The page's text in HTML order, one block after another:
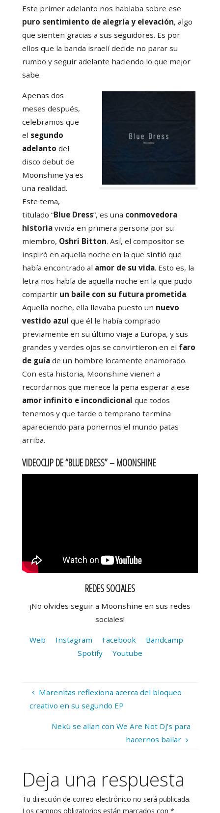
Este primer adelanto nos hablaba sobre ese
puro sentimiento de alegría y elevación, algo
que sienten gracias a sus seguidores. Es por
ellos que la banda israelí decide no parar su
rumbo y seguir adelante haciendo lo que mejor
sabe.
Apenas dos
meses después,
celebramos que
el segundo
adelanto del
disco debut de
Moonshine ya es
una realidad.
Este tema,
titulado “Blue Dress”, es una conmovedora
historia vivida en primera persona por su
miembro, Oshri Bitton. Así, el compositor se
inspiró en aquella noche en la que sintió que
había encontrado al amor de su vida. Esto es, la
letra nos habla de aquella noche en la que pudo
compartir un baile con su futura prometida.
Aquella noche, ella llevaba puesto un nuevo
vestido azul que él le había comprado
previamente en su último viaje a Europa, y sus
grandes y verdes ojos se convirtieron en el faro
de guíade un hombre locamente enamorado.
Con esta historia, Moonshine vienen a
recordarnos que merece la pena esperar a ese
amor infinito e incondicional que todos
tenemos y que tarde o temprano termina
apareciendo para ponernos el mundo patas
arriba.
VIDEOCLIP DE “BLUE DRESS” – MOONSHINE
REDES SOCIALES
¡No olvides seguir a Moonshine en sus redes
sociales!
Web Instagram Facebook
Bandcamp
Spotify
Youtube
Marenitas reflexiona acerca del bloqueo
creativo en su segundo EP
Ñekü se alían con We Are Not Dj’s para
hacernos bailar
Deja una respuesta
Tu dirección de correo electrónico no será publicada.
Los campos obligatorios están marcados con *